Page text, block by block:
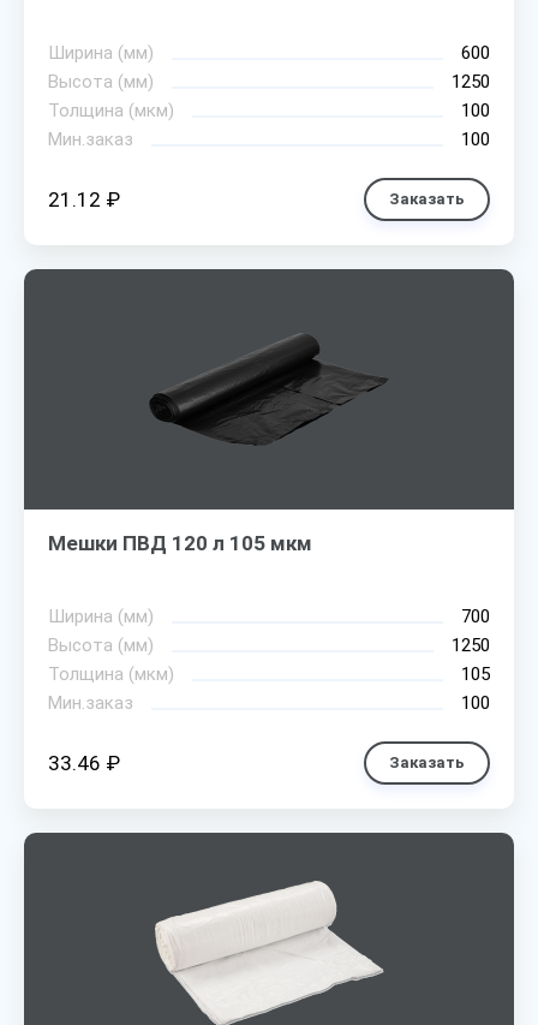
Ширина (мм)
600
Высота (мм)
1250
Толщина (мкм)
100
Мин.заказ
100
21.12 ₽ Заказать
Мешки ПВД 120 л 105 мкм
Ширина (мм)
700
Высота (мм)
1250
Толщина (мкм)
105
Мин.заказ
100
33.46 ₽ Заказать